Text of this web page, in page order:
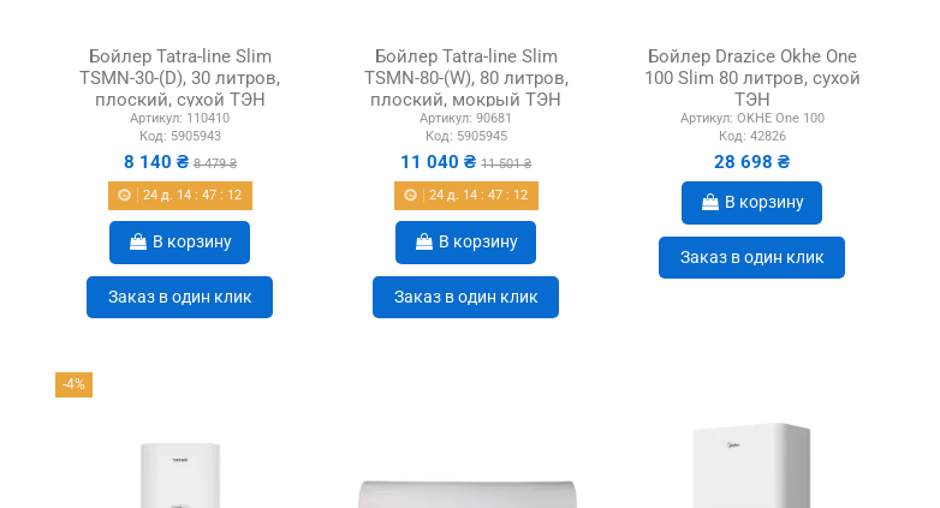
Бойлер Tatra-line Slim
TSMN-30-(D), 30 литров,
плоский, сухой ТЭН
Артикул: 110410
Код: 5905943
8 140 ₴8 479 ₴
24 д. 14 :47 : 11
В корзину
Заказ в один клик
Бойлер Tatra-line Slim
TSMN-80-(W), 80 литров,
плоский, мокрый ТЭН
Артикул: 90681
Код: 5905945
11 040 ₴11 501 ₴
24 д. 14 :47 : 11
В корзину
Заказ в один клик
Бойлер Drazice Okhe One
100 Slim 80 литров, сухой
ТЭН
Артикул: OKHE One 100
Код: 42826
28 698 ₴
В корзину
Заказ в один клик
-4%